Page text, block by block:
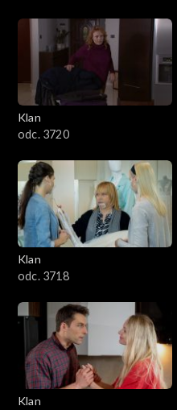
Klan
odc. 3720
Klan
odc. 3718
Klan